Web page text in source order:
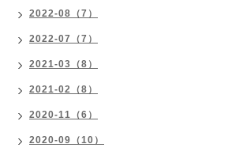
2022-08（7）
2022-07（7）
2021-03（8）
2021-02（8）
2020-11（6）
2020-09（10）